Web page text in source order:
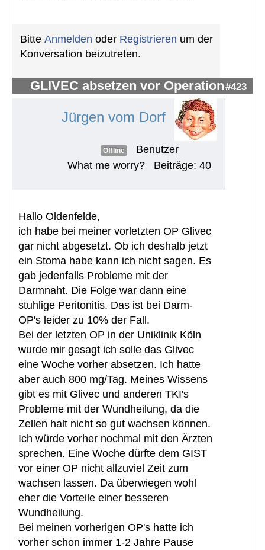
Bitte Anmelden oder Registrieren um der
Konversation beizutreten.
GLIVEC absetzen vor Operation#423
Jürgen vom Dorf
Offline
Benutzer
What me worry?
Beiträge: 40
Hallo Oldenfelde,
ich habe bei meiner vorletzten OP Glivec
gar nicht abgesetzt. Ob ich deshalb jetzt
ein Stoma habe kann ich nicht sagen. Es
gab jedenfalls Probleme mit der
Darmnaht. Die Folge war dann eine
stuhlige Peritonitis. Das ist bei Darm-
OP's leider zu 10% der Fall.
Bei der letzten OP in der Uniklinik Köln
wurde mir gesagt ich solle das Glivec
eine Woche vorher absetzen. Ich hatte
aber auch 800 mg/Tag. Meines Wissens
gibt es mit Glivec und anderen TKI's
Probleme mit der Wundheilung, da die
Zellen halt nicht so gut wachsen können.
Ich würde vorher nochmal mit den Ärzten
sprechen. Eine Woche dürfte dem GIST
vor einer OP nicht allzuviel Zeit zum
wachsen lassen. Da überwiegen wohl
eher die Vorteile einer besseren
Wundheilung.
Bei meinen vorherigen OP's hatte ich
vorher schon immer 1-2 Jahre Pause